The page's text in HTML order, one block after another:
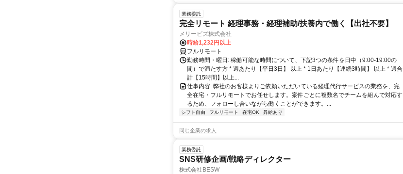
業務委託
完全リモート 経理事務・経理補助/扶養内で働く【出社不要】
メリービズ株式会社
時給1,232円以上
フルリモート
勤務時間・曜日: 稼働可能な時間について、下記3つの条件を日中（9:00-19:00の
間）で満たす方 * 週あたり【平日3日】 以上 * 1日あたり【連続3時間】 以上 * 週合
計【15時間】以上...
仕事内容: 弊社のお客様よりご依頼いただいている経理代行サービスの業務を、完
全在宅・フルリモートでお任せします。案件ごとに複数名でチームを組んで対応す
るため、フォローし合いながら働くことができます。...
シフト自由 フルリモート 在宅OK 昇給あり
同じ企業の求人
業務委託
SNS研修企画/戦略ディレクター
株式会社BESW